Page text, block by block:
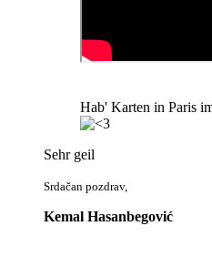
Hab' Karten in Paris
Sehr geil
Srdačan pozdrav,
Kemal Hasanbegović